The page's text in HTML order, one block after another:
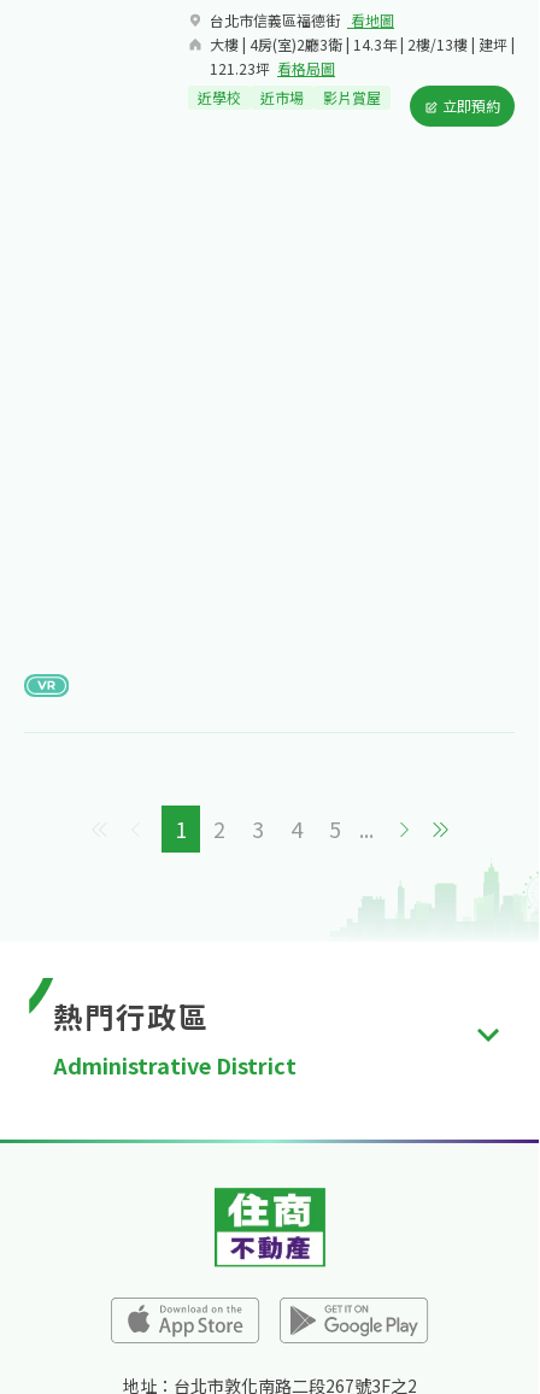
台北市信義區福德街​ 看地圖
大樓 | 4房(室)2廳3衛 | 14.3年 | 2樓/13樓 | 建坪 |
121.23坪 看格局圖
近學校 近市場 影片賞屋 立即預約
1 2 3 4 5 ...
熱門行政區
Administrative District
市、新竹縣、苗栗縣、彰化縣、南投縣、雲林縣、嘉
基隆市、新竹市
地址：台北市敦化南路二段267號3F之2